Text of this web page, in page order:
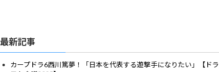
最新記事
カープドラ6西川篤夢！「日本を代表する遊撃手になりたい」【ドラ